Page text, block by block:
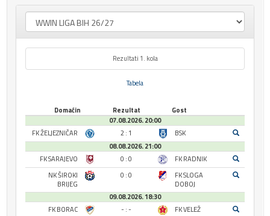
Rezultati 1. kola
Tabela
Domaćin Rezultat
Gost
07.08.2026. 20:00
FK ŽELJEZNIČAR
2 : 1
BSK
08.08.2026. 21:00
FK SARAJEVO
0 : 0
FK RADNIK
NK ŠIROKI
BRIJEG
0 : 0
FK SLOGA
DOBOJ
09.08.2026. 18:30
FK BORAC
- : -
FK VELEŽ